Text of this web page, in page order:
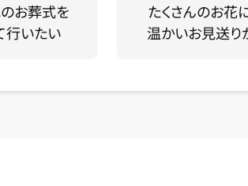
お葬式を
行いたい
たくさんのお花
温かいお見送り